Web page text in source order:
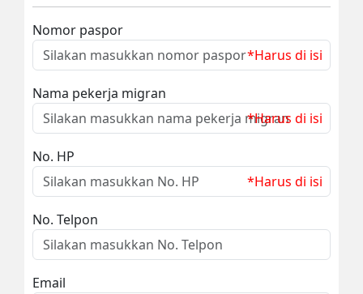
Nomor paspor
*Harus di isi
Nama pekerja migran
*Harus di isi
No. HP
*Harus di isi
No. Telpon
Email